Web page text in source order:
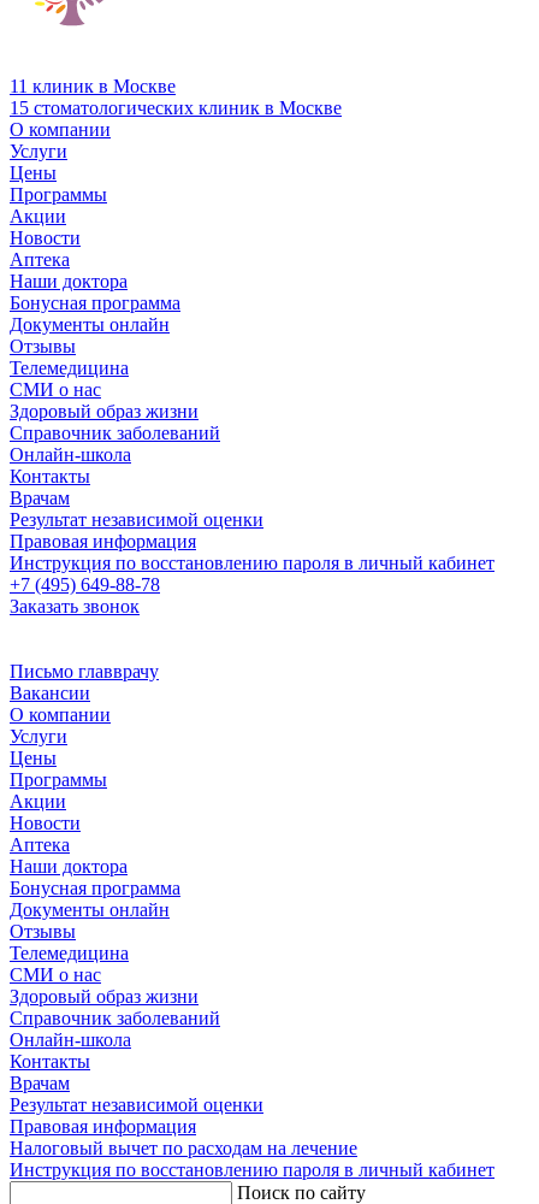
11 клиник в Москве
15 стоматологических клиник в Москве
О компании
Услуги
Цены
Программы
Акции
Новости
Аптека
Наши доктора
Бонусная программа
Документы онлайн
Отзывы
Телемедицина
СМИ о нас
Здоровый образ жизни
Справочник заболеваний
Онлайн-школа
Контакты
Врачам
Результат независимой оценки
Правовая информация
Инструкция по восстановлению пароля в личный кабинет
+7 (495) 649-88-78
Заказать звонок
Письмо главврачу
Вакансии
О компании
Услуги
Цены
Программы
Акции
Новости
Аптека
Наши доктора
Бонусная программа
Документы онлайн
Отзывы
Телемедицина
СМИ о нас
Здоровый образ жизни
Справочник заболеваний
Онлайн-школа
Контакты
Врачам
Результат независимой оценки
Правовая информация
Налоговый вычет по расходам на лечение
Инструкция по восстановлению пароля в личный кабинет
Поиск по сайту